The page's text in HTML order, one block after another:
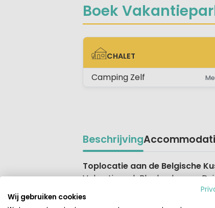
Boek
CHALET
CHALET
Camping Zelf
Beschrijving
Beschrijving
Toplocatie aan de Belgische
Vakantiepark Blankenberger
slechts 200 meter van het
natuur en frisse lucht. De
Wij gebruiken cookies